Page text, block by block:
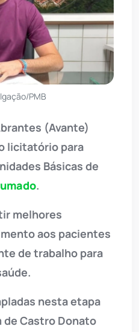
PMB
(Avante)
licitatório para
Básicas de
.
melhores
aos pacientes
de trabalho para
nesta etapa
de Castro Donato